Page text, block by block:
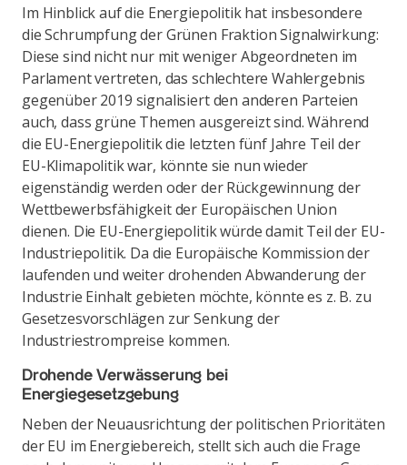
Im Hinblick auf die Energiepolitik hat insbesondere
die Schrumpfung der Grünen Fraktion Signalwirkung:
Diese sind nicht nur mit weniger Abgeordneten im
Parlament vertreten, das schlechtere Wahlergebnis
gegenüber 2019 signalisiert den anderen Parteien
auch, dass grüne Themen ausgereizt sind. Während
die EU-Energiepolitik die letzten fünf Jahre Teil der
EU-Klimapolitik war, könnte sie nun wieder
eigenständig werden oder der Rückgewinnung der
Wettbewerbsfähigkeit der Europäischen Union
dienen. Die EU-Energiepolitik würde damit Teil der EU-
Industriepolitik. Da die Europäische Kommission der
laufenden und weiter drohenden Abwanderung der
Industrie Einhalt gebieten möchte, könnte es z. B. zu
Gesetzesvorschlägen zur Senkung der
Industriestrompreise kommen.
Drohende Verwässerung bei
Energiegesetzgebung
Neben der Neuausrichtung der politischen Prioritäten
der EU im Energiebereich, stellt sich auch die Frage